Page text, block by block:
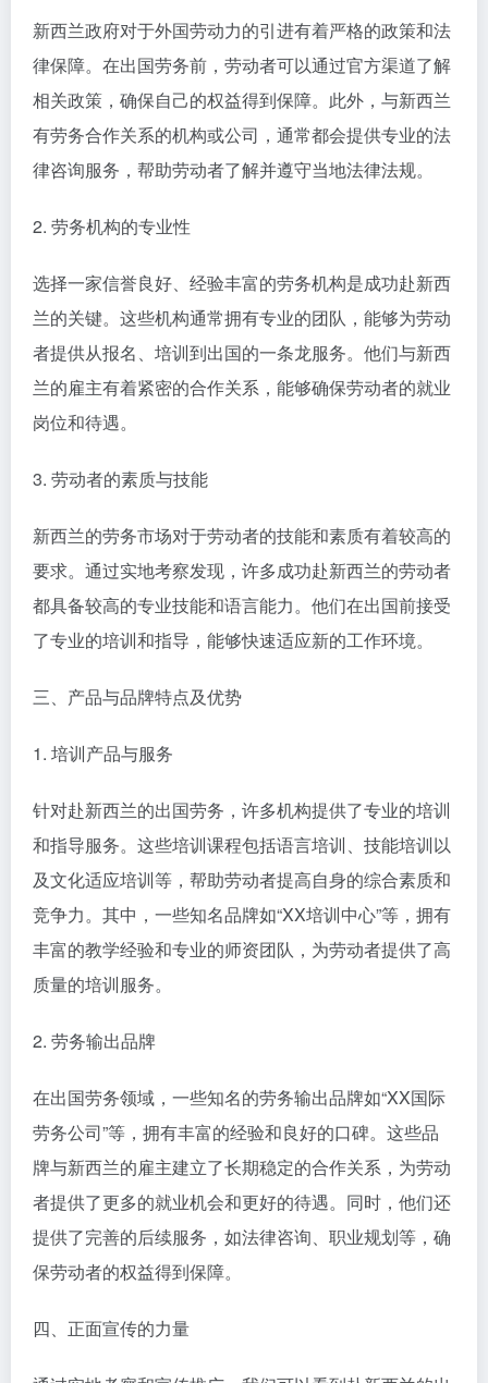
新西兰政府对于外国劳动力的引进有着严格的政策和法
律保障。在出国劳务前，劳动者可以通过官方渠道了解
相关政策，确保自己的权益得到保障。此外，与新西兰
有劳务合作关系的机构或公司，通常都会提供专业的法
律咨询服务，帮助劳动者了解并遵守当地法律法规。
2. 劳务机构的专业性
选择一家信誉良好、经验丰富的劳务机构是成功赴新西
兰的关键。这些机构通常拥有专业的团队，能够为劳动
者提供从报名、培训到出国的一条龙服务。他们与新西
兰的雇主有着紧密的合作关系，能够确保劳动者的就业
岗位和待遇。
3. 劳动者的素质与技能
新西兰的劳务市场对于劳动者的技能和素质有着较高的
要求。通过实地考察发现，许多成功赴新西兰的劳动者
都具备较高的专业技能和语言能力。他们在出国前接受
了专业的培训和指导，能够快速适应新的工作环境。
三、产品与品牌特点及优势
1. 培训产品与服务
针对赴新西兰的出国劳务，许多机构提供了专业的培训
和指导服务。这些培训课程包括语言培训、技能培训以
及文化适应培训等，帮助劳动者提高自身的综合素质和
竞争力。其中，一些知名品牌如“XX培训中心”等，拥有
丰富的教学经验和专业的师资团队，为劳动者提供了高
质量的培训服务。
2. 劳务输出品牌
在出国劳务领域，一些知名的劳务输出品牌如“XX国际
劳务公司”等，拥有丰富的经验和良好的口碑。这些品
牌与新西兰的雇主建立了长期稳定的合作关系，为劳动
者提供了更多的就业机会和更好的待遇。同时，他们还
提供了完善的后续服务，如法律咨询、职业规划等，确
保劳动者的权益得到保障。
四、正面宣传的力量